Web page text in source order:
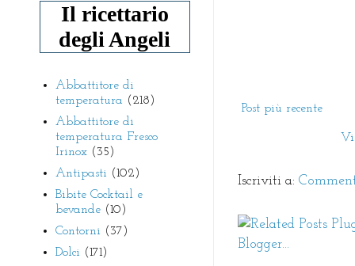
Post più recente
Iscriviti a:
Il ricettario
degli Angeli
Abbattitore di
temperatura (218)
Abbattitore di
temperatura Fresco
Irinox (35)
Antipasti (102)
Bibite Cocktail e
bevande (10)
Contorni (37)
Dolci (171)